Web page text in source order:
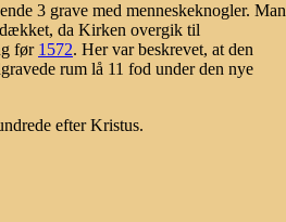
3 grave med menneskeknogler. Man
da Kirken overgik til
før 1572. Her var beskrevet, at den
rum lå 11 fod under den nye
efter Kristus.